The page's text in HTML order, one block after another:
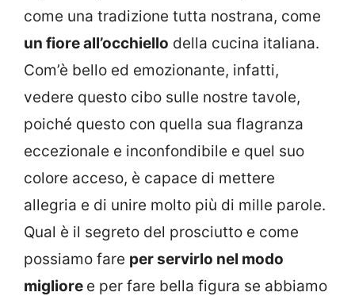
come una tradizione tutta nostrana, come
un fiore all’occhiello della cucina italiana.
Com’è bello ed emozionante, infatti,
vedere questo cibo sulle nostre tavole,
poiché questo con quella sua flagranza
eccezionale e inconfondibile e quel suo
colore acceso, è capace di mettere
allegria e di unire molto più di mille parole.
Qual è il segreto del prosciutto e come
possiamo fare per servirlo nel modo
migliore e per fare bella figura se abbiamo